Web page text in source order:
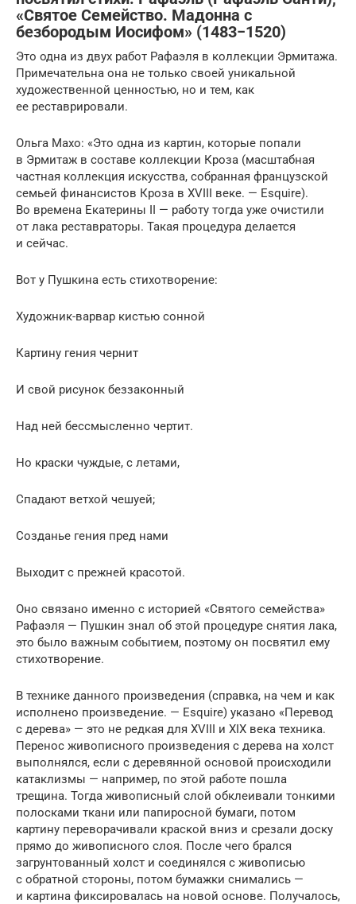
«Святое Семейство. Мадонна с
безбородым Иосифом» (1483−1520)
Это одна из двух работ Рафаэля в коллекции Эрмитажа.
Примечательна она не только своей уникальной
художественной ценностью, но и тем, как
ее реставрировали.
Ольга Махо: «Это одна из картин, которые попали
в Эрмитаж в составе коллекции Кроза (масштабная
частная коллекция искусства, собранная французской
семьей финансистов Кроза в XVIII веке. — Esquire).
Во времена Екатерины II — работу тогда уже очистили
от лака реставраторы. Такая процедура делается
и сейчас.
Вот у Пушкина есть стихотворение:
Художник-варвар кистью сонной
Картину гения чернит
И свой рисунок беззаконный
Над ней бессмысленно чертит.
Но краски чуждые, с летами,
Спадают ветхой чешуей;
Созданье гения пред нами
Выходит с прежней красотой.
Оно связано именно с историей «Святого семейства»
Рафаэля — Пушкин знал об этой процедуре снятия лака,
это было важным событием, поэтому он посвятил ему
стихотворение.
В технике данного произведения (справка, на чем и как
исполнено произведение. — Esquire) указано «Перевод
с дерева» — это не редкая для XVIII и XIX века техника.
Перенос живописного произведения с дерева на холст
выполнялся, если с деревянной основой происходили
катаклизмы — например, по этой работе пошла
трещина. Тогда живописный слой обклеивали тонкими
полосками ткани или папиросной бумаги, потом
картину переворачивали краской вниз и срезали доску
прямо до живописного слоя. После чего брался
загрунтованный холст и соединялся с живописью
с обратной стороны, потом бумажки снимались —
и картина фиксировалась на новой основе. Получалось,